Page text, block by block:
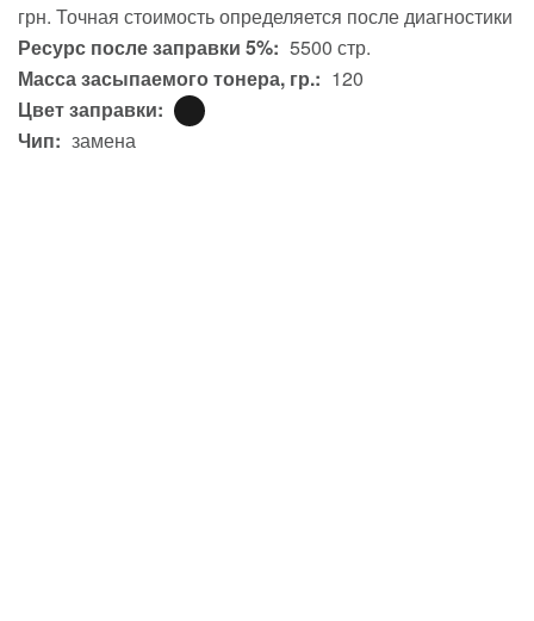
грн. Точная стоимость определяется после диагностики
Ресурс после заправки 5%: 5500 стр.
Масса засыпаемого тонера, гр.: 120
Цвет заправки:
Чип: замена